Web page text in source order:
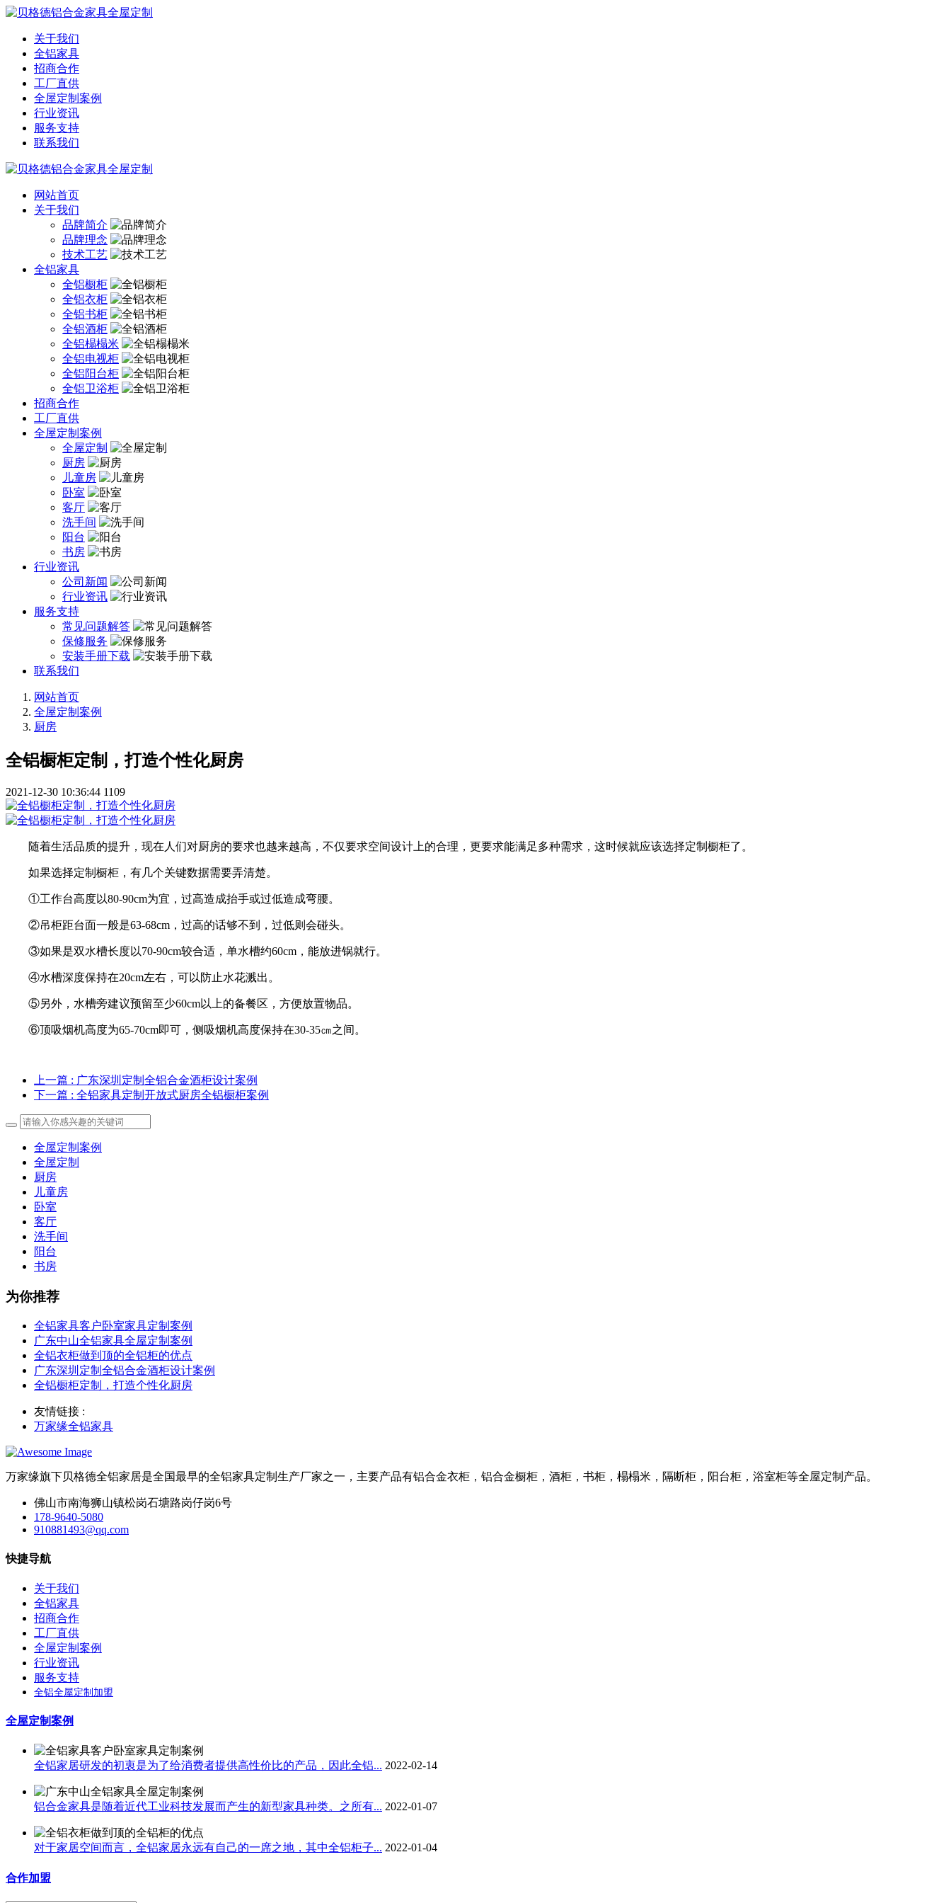
关于我们
全铝家具
招商合作
工厂直供
全屋定制案例
行业资讯
服务支持
联系我们
网站首页
关于我们
品牌简介
品牌理念
技术工艺
全铝家具
全铝橱柜
全铝衣柜
全铝书柜
全铝酒柜
全铝榻榻米
全铝电视柜
全铝阳台柜
全铝卫浴柜
招商合作
工厂直供
全屋定制案例
全屋定制
厨房
儿童房
卧室
客厅
洗手间
阳台
书房
行业资讯
公司新闻
行业资讯
服务支持
常见问题解答
保修服务
安装手册下载
联系我们
网站首页
全屋定制案例
厨房
全铝橱柜定制，打造个性化厨房
2021-12-30 10:36:44 1109
随着生活品质的提升，现在人们对厨房的要求也越来越高，不仅要求空间设计上的合理，更要求能满足多种需求，这时候就应该选择定制橱柜了。
如果选择定制橱柜，有几个关键数据需要弄清楚。
①工作台高度以80-90cm为宜，过高造成抬手或过低造成弯腰。
②吊柜距台面一般是63-68cm，过高的话够不到，过低则会碰头。
③如果是双水槽长度以70-90cm较合适，单水槽约60cm，能放进锅就行。
④水槽深度保持在20cm左右，可以防止水花溅出。
⑤另外，水槽旁建议预留至少60cm以上的备餐区，方便放置物品。
⑥顶吸烟机高度为65-70cm即可，侧吸烟机高度保持在30-35㎝之间。
上一篇 : 广东深圳定制全铝合金酒柜设计案例
下一篇 : 全铝家具定制开放式厨房全铝橱柜案例
全屋定制案例
全屋定制
厨房
儿童房
卧室
客厅
洗手间
阳台
书房
为你推荐
全铝家具客户卧室家具定制案例
广东中山全铝家具全屋定制案例
全铝衣柜做到顶的全铝柜的优点
广东深圳定制全铝合金酒柜设计案例
全铝橱柜定制，打造个性化厨房
友情链接 :
万家缘全铝家具
万家缘旗下贝格德全铝家居是全国最早的全铝家具定制生产厂家之一，主要产品有铝合金衣柜，铝合金橱柜，酒柜，书柜，榻榻米，隔断柜，阳台柜，浴室柜等全屋定制产品。
佛山市南海狮山镇松岗石塘路岗仔岗6号
178-9640-5080
910881493@qq.com
快捷导航
关于我们
全铝家具
招商合作
工厂直供
全屋定制案例
行业资讯
服务支持
全铝全屋定制加盟
全屋定制案例
全铝家居研发的初衷是为了给消费者提供高性价比的产品，因此全铝... 2022-02-14
铝合金家具是随着近代工业科技发展而产生的新型家具种类。之所有... 2022-01-07
对于家居空间而言，全铝家居永远有自己的一席之地，其中全铝柜子... 2022-01-04
合作加盟